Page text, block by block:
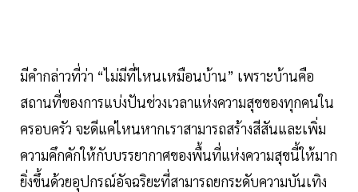
มีคำกล่าวที่ว่า “ไม่มีที่ไหนเหมือนบ้าน” เพราะบ้านคือ
สถานที่ของการแบ่งปันช่วงเวลาแห่งความสุขของทุกคนใน
ครอบครัว จะดีแค่ไหนหากเราสามารถสร้างสีสันและเพิ่ม
ความคึกคักให้กับบรรยากาศของพื้นที่แห่งความสุขนี้ให้มาก
ยิ่งขึ้นด้วยอุปกรณ์อัจฉริยะที่สามารถยกระดับความบันเทิง